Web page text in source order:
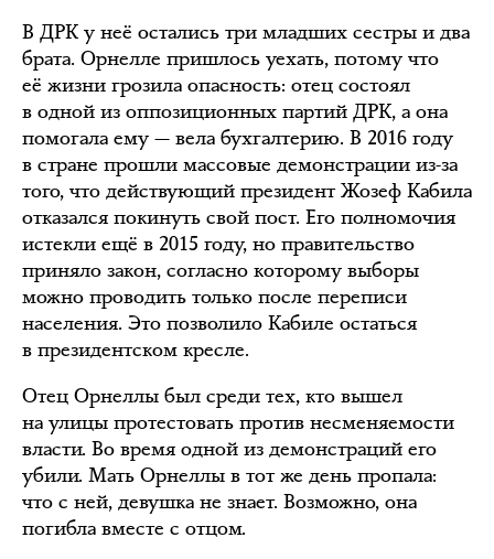
В ДРК у неё остались три младших сестры и два
брата. Орнелле пришлось уехать, потому что
её жизни грозила опасность: отец состоял
в одной из оппозиционных партий ДРК, а она
помогала ему — вела бухгалтерию. В 2016 году
в стране прошли массовые демонстрации из-за
того, что действующий президент Жозеф Кабила
отказался покинуть свой пост. Его полномочия
истекли ещё в 2015 году, но правительство
приняло закон, согласно которому выборы
можно проводить только после переписи
населения. Это позволило Кабиле остаться
в президентском кресле.
Отец Орнеллы был среди тех, кто вышел
на улицы протестовать против несменяемости
власти. Во время одной из демонстраций его
убили. Мать Орнеллы в тот же день пропала:
что с ней, девушка не знает. Возможно, она
погибла вместе с отцом.